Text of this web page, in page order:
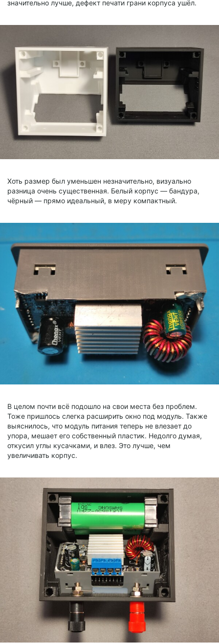
значительно лучше, дефект печати грани корпуса ушёл.
Хоть размер был уменьшен незначительно, визуально
разница очень существенная. Белый корпус — бандура,
чёрный — прямо идеальный, в меру компактный.
В целом почти всё подошло на свои места без проблем.
Тоже пришлось слегка расширить окно под модуль. Также
выяснилось, что модуль питания теперь не влезает до
упора, мешает его собственный пластик. Недолго думая,
откусил углы кусачками, и влез. Это лучше, чем
увеличивать корпус.